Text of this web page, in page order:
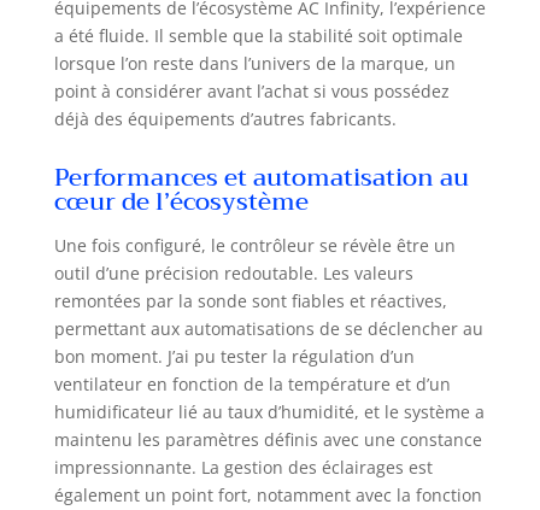
équipements de l’écosystème AC Infinity, l’expérience
a été fluide. Il semble que la stabilité soit optimale
lorsque l’on reste dans l’univers de la marque, un
point à considérer avant l’achat si vous possédez
déjà des équipements d’autres fabricants.
Performances et automatisation au
cœur de l’écosystème
Une fois configuré, le contrôleur se révèle être un
outil d’une précision redoutable. Les valeurs
remontées par la sonde sont fiables et réactives,
permettant aux automatisations de se déclencher au
bon moment. J’ai pu tester la régulation d’un
ventilateur en fonction de la température et d’un
humidificateur lié au taux d’humidité, et le système a
maintenu les paramètres définis avec une constance
impressionnante. La gestion des éclairages est
également un point fort, notamment avec la fonction